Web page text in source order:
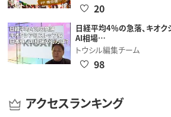
20
日経平均4％の急落、キオク
AI相場…
トウシル編集チーム
98
アクセスランキング